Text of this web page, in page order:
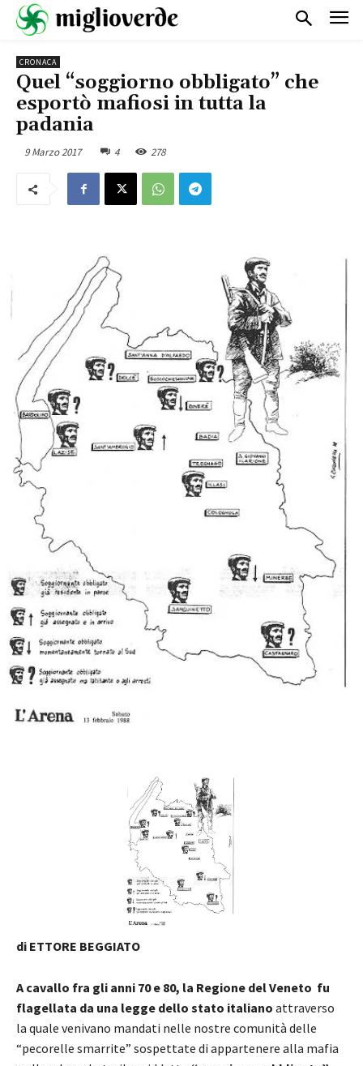
CRONACA
Quel “soggiorno obbligato” che
esportò mafiosi in tutta la
padania
9 Marzo 2017 4 278
di ETTORE BEGGIATO
A cavallo fra gli anni 70 e 80, la Regione del Veneto fu
flagellata da una legge dello stato italiano attraverso
la quale venivano mandati nelle nostre comunità delle
“pecorelle smarrite” sospettate di appartenere alla mafia